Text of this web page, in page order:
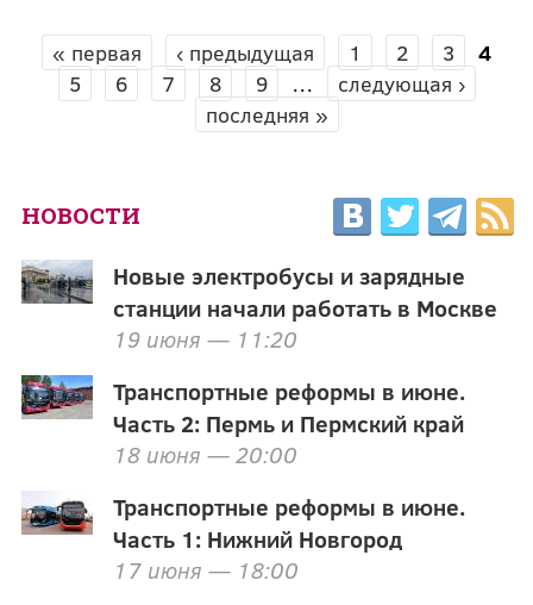
СТРАНИЦЫ
« первая ‹ предыдущая 1 2 3
4
5
6 7 8 9 …
следующая ›
последняя »
НОВОСТИ
Новые электробусы и зарядные
станции начали работать в Москве
19 июня — 11:20
Транспортные реформы в июне.
Часть 2: Пермь и Пермский край
18 июня — 20:00
Транспортные реформы в июне.
Часть 1: Нижний Новгород
17 июня — 18:00